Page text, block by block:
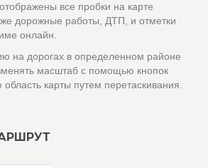
все пробки на карте
же дорожные работы, ДТП, и отметки
онлайн.
на дорогах в определенном районе
масштаб с помощью кнопок
карты путем перетаскивания.